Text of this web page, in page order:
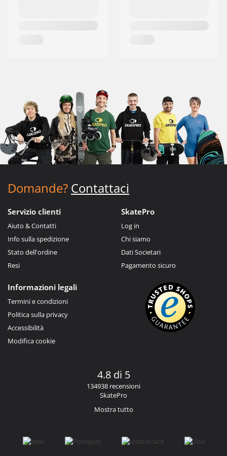
Domande? Contattaci
Servizio clienti
Aiuto & Contatti
Info sulla spedizione
Stato dell'ordine
Resi
SkatePro
Log in
Chi siamo
Dati Societari
Pagamento sicuro
Informazioni legali
Termini e condizioni
Politica sulla privacy
Accessibilità
Modifica cookie
4.8 di 5
134938 recensioni
SkatePro
Mostra tutto